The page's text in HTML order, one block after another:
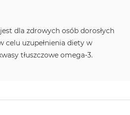
dla zdrowych osób dorosłych
celu uzupełnienia diety w
tłuszczowe omega-3.